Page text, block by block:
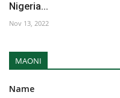
Nigeria...
Nov 13, 2022
MAONI
Name